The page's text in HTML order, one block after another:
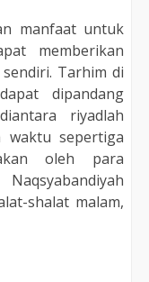
manfaat untuk
memberikan
Tarhim di
dipandang
riyadlah
waktu sepertiga
oleh para
shalat malam,